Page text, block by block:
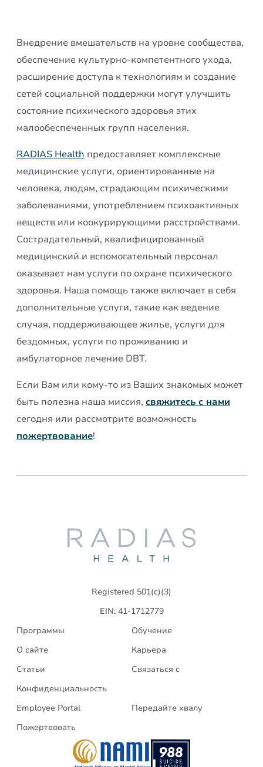
Внедрение вмешательств на уровне сообщества,
обеспечение культурно-компетентного ухода,
расширение доступа к технологиям и создание
сетей социальной поддержки могут улучшить
состояние психического здоровья этих
малообеспеченных групп населения.
RADIAS Health предоставляет комплексные
медицинские услуги, ориентированные на
человека, людям, страдающим психическими
заболеваниями, употреблением психоактивных
веществ или коокурирующими расстройствами.
Сострадательный, квалифицированный
медицинский и вспомогательный персонал
оказывает нам услуги по охране психического
здоровья. Наша помощь также включает в себя
дополнительные услуги, такие как ведение
случая, поддерживающее жилье, услуги для
бездомных, услуги по проживанию и
амбулаторное лечение DBT.
Если Вам или кому-то из Ваших знакомых может
быть полезна наша миссия, свяжитесь с нами
сегодня или рассмотрите возможность
пожертвование!
Registered 501(c)(3)
EIN: 41-1712779
Программы
Обучение
О сайте
Карьера
Статьи
Связаться с
Конфиденциальность
Employee Portal
Передайте хвалу
Пожертвовать